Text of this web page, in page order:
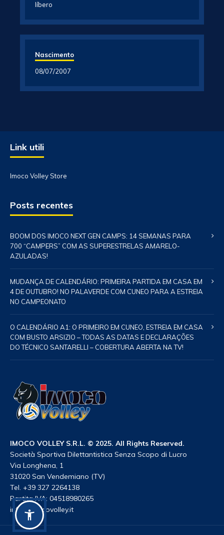
líbero
Nascimento
08/07/2007
Link utili
Imoco Volley Store
Posts recentes
BOOM DOS IMOCO NEXT GEN CAMPS: 14 SEMANAS PARA
700 “CAMPERS” COM AS SUPERESTRELAS AMARELO-
AZULADAS!
MUDANÇA DE CALENDÁRIO: PRIMEIRA PARTIDA EM CASA EM
4 DE OUTUBRO! NO PALAVERDE COM CUNEO PARA A ESTREIA
NO CAMPEONATO
O CALENDÁRIO A1: O PRIMEIRO EM CUNEO, ESTREIA EM CASA
COM BUSTO ARSIZIO – TODAS AS DATAS E DECLARAÇÕES
DO TÉCNICO SANTARELLI – COBERTURA ABERTA NA TV!
IMOCO VOLLEY S.R.L. © 2025. All Rights Reserved.
Società Sportiva Dilettantistica Senza Scopo di Lucro
Via Longhena, 1
31020 San Vendemiano (TV)
Tel. +39 327 2264138
Partita IVA: 04518980265
info@imocovolley.it